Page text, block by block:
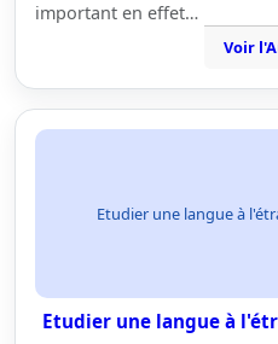
important en effet…
Voir
Etudier une langue à
Etudier une langue à